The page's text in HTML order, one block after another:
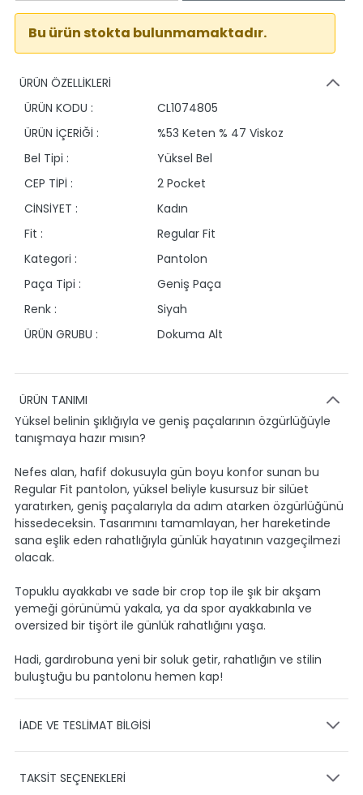
Bu ürün stokta bulunmamaktadır.
ÜRÜN ÖZELLİKLERİ
ÜRÜN KODU :
CL1074805
ÜRÜN İÇERİĞİ :
%53 Keten % 47 Viskoz
Bel Tipi :
Yüksel Bel
CEP TİPİ :
2 Pocket
CİNSİYET :
Kadın
Fit :
Regular Fit
Kategori :
Pantolon
Paça Tipi :
Geniş Paça
Renk :
Siyah
ÜRÜN GRUBU :
Dokuma Alt
ÜRÜN TANIMI
Yüksel belinin şıklığıyla ve geniş paçalarının özgürlüğüyle
tanışmaya hazır mısın?
Nefes alan, hafif dokusuyla gün boyu konfor sunan bu
Regular Fit pantolon, yüksel beliyle kusursuz bir silüet
yaratırken, geniş paçalarıyla da adım atarken özgürlüğünü
hissedeceksin. Tasarımını tamamlayan, her hareketinde
sana eşlik eden rahatlığıyla günlük hayatının vazgeçilmezi
olacak.
Topuklu ayakkabı ve sade bir crop top ile şık bir akşam
yemeği görünümü yakala, ya da spor ayakkabınla ve
oversized bir tişört ile günlük rahatlığını yaşa.
Hadi, gardırobuna yeni bir soluk getir, rahatlığın ve stilin
buluştuğu bu pantolonu hemen kap!
İADE VE TESLİMAT BİLGİSİ
Ürünlerinizin gönderimini anlaşmalı olduğumuz PTT,
TAKSİT SEÇENEKLERİ